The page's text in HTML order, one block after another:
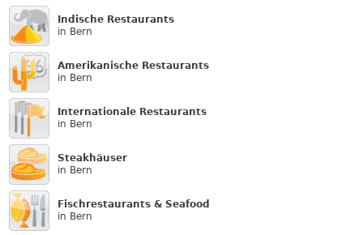
Indische Restaurants
in Bern
Amerikanische Restaurants
in Bern
Internationale Restaurants
in Bern
Steakhäuser
in Bern
Fischrestaurants & Seafood
in Bern